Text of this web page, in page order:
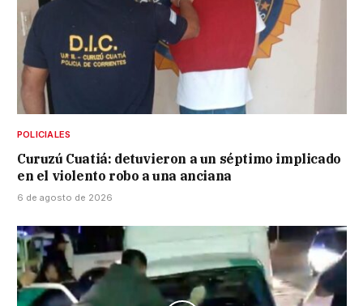
POLICIALES
Curuzú Cuatiá: detuvieron a un séptimo implicado
en el violento robo a una anciana
6 de agosto de 2026